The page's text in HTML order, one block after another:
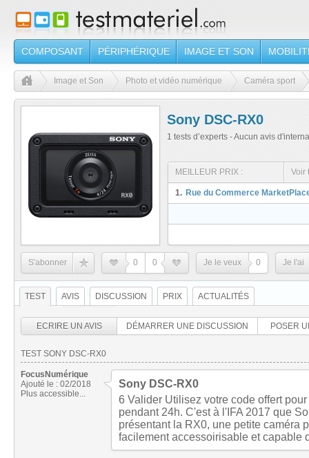
COMPOSANT PÉRIPHÉRIQUE IMAGE ET SON
Image et Son Photo et vidéo numérique Caméra sport
Sony DSC-RX0
1 tests d’experts - Aucun avis
MEILLEUR PRIX : Voir
1. Rue du Commerce
S'abonner 0 0 Je le veux 0 Je l'ai
TEST AVIS DISCUSSION PRIX ACTUALITÉS
ECRIRE UN AVIS DÉMARRER UNE DISCUSSION POSER
TEST SONY DSC-RX0
FocusNumérique
Ajouté le : 02/2018
Plus accessible...
Sony DSC-RX0
6 Valider Utilisez votre code offert
pendant 24h. C'est à l'IFA 2017 que
présentant la RX0, une petite caméra
facilement accessoirisable et capable